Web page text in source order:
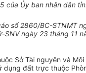
của Ủy ban nhân dân
số 2860/BC-STNMT
SNV ngày 23 tháng 11
Sở Tài nguyên và
đất trực thuộc